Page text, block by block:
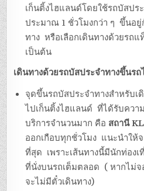
เก็นติ้งไฮแลนด์โดยใช้รถบัสปร
ประมาณ 1 ชั่วโมงกว่า ๆ ขึ้นอ
ทาง หรือเลือกเดินทางด้วยรถ
เป็นต้น
เดินทางด้วยรถบัสประจำทางขึ้นร
จุดขึ้นรถบัสประจำทางสำหรับเ
ไปเก็นติ้งไฮแลนด์ ที่ได้รับควา
บริการจำนวนมาก คือ สถานี
ออกเกือบทุกชั่วโมง แนะนำให้
ที่สุด เพราะเส้นทางนี้มีนักท่องเ
ที่นั่งบนรถเต็มตลอด ( หากไม่จ
จะไม่มีตั๋วเดินทาง)